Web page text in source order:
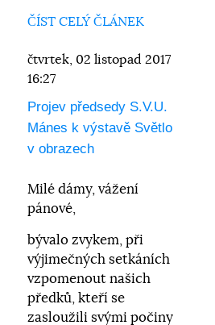
ČÍST CELÝ ČLÁNEK
čtvrtek, 02 listopad 2017
16:27
Projev předsedy S.V.U.
Mánes k výstavě Světlo
v obrazech
Milé dámy, vážení
pánové,
bývalo zvykem, při
výjimečných setkáních
vzpomenout našich
předků, kteří se
zasloužili svými počiny